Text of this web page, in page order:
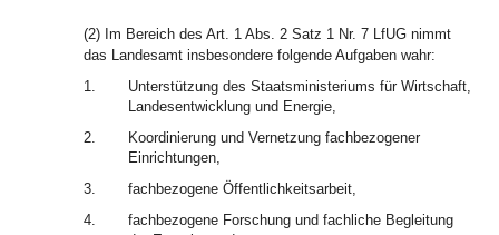
(2) Im Bereich des Art. 1 Abs. 2 Satz 1 Nr. 7 LfUG nimmt
das Landesamt insbesondere folgende Aufgaben wahr:
1.
Unterstützung des Staatsministeriums für Wirtschaft,
Landesentwicklung und Energie,
2.
Koordinierung und Vernetzung fachbezogener
Einrichtungen,
3.
fachbezogene Öffentlichkeitsarbeit,
4.
fachbezogene Forschung und fachliche Begleitung